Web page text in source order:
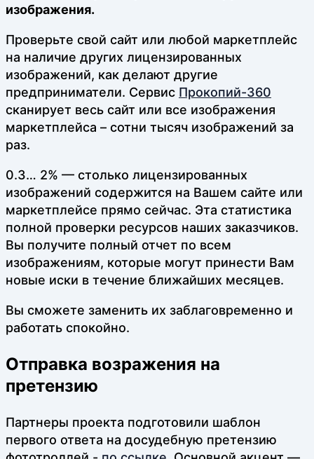
изображения.
Проверьте свой сайт или любой маркетплейс
на наличие других лицензированных
изображений, как делают другие
предприниматели. Сервис Прокопий-360
сканирует весь сайт или все изображения
маркетплейса – сотни тысяч изображений за
раз.
0.3… 2% — столько лицензированных
изображений содержится на Вашем сайте или
маркетплейсе прямо сейчас. Эта статистика
полной проверки ресурсов наших заказчиков.
Вы получите полный отчет по всем
изображениям, которые могут принести Вам
новые иски в течение ближайших месяцев.
Вы сможете заменить их заблаговременно и
работать спокойно.
Отправка возражения на
претензию
Партнеры проекта подготовили шаблон
первого ответа на досудебную претензию